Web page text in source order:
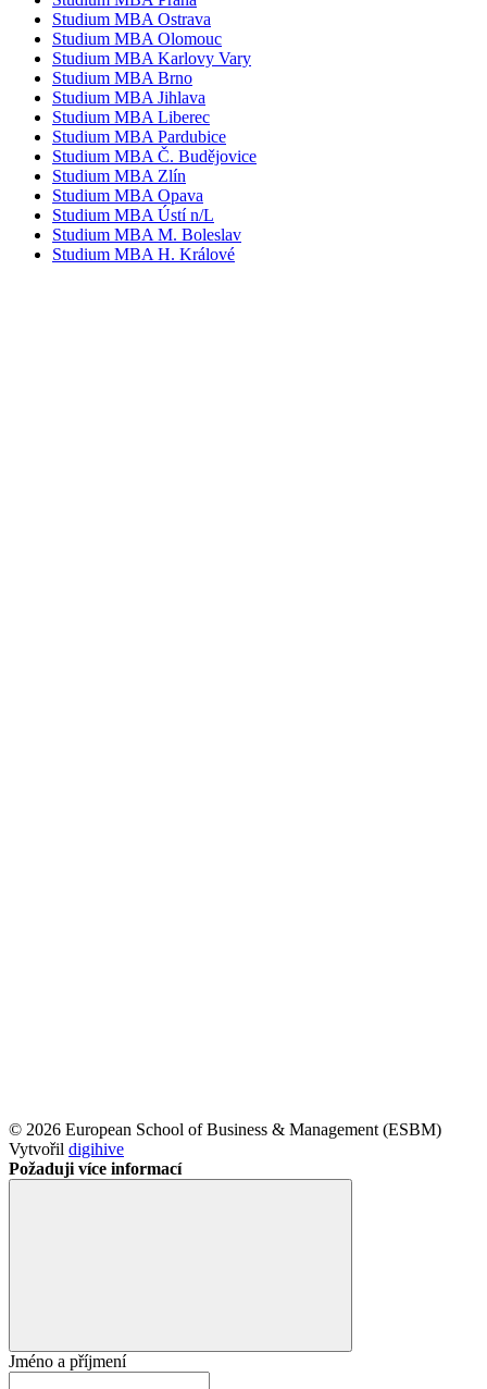
Studium MBA Ostrava
Studium MBA Olomouc
Studium MBA Karlovy Vary
Studium MBA Brno
Studium MBA Jihlava
Studium MBA Liberec
Studium MBA Pardubice
Studium MBA Č. Budějovice
Studium MBA Zlín
Studium MBA Opava
Studium MBA Ústí n/L
Studium MBA M. Boleslav
Studium MBA H. Králové
© 2026 European School of Business & Management (ESBM)
Vytvořil digihive
Požaduji více informací
Jméno a příjmení